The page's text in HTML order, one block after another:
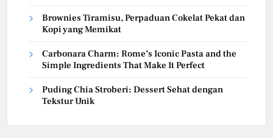
Brownies Tiramisu, Perpaduan Cokelat Pekat dan
Kopi yang Memikat
Carbonara Charm: Rome’s Iconic Pasta and the
Simple Ingredients That Make It Perfect
Puding Chia Stroberi: Dessert Sehat dengan
Tekstur Unik